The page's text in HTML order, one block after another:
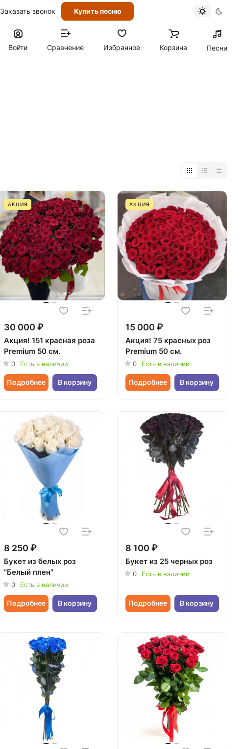
Заказать звонок Купить песню
Войти Сравнение Избранное Корзина Песни
АКЦИЯ
30 000 ₽
Акция! 151 красная роза
Premium 50 см.
0 Есть в наличии
Подробнее В корзину
АКЦИЯ
15 000 ₽
Акция! 75 красных роз
Premium 50 см.
0 Есть в наличии
Подробнее В корзину
8 250 ₽
Букет из белых роз
"Белый плен"
0 Есть в наличии
Подробнее В корзину
8 100 ₽
Букет из 25 черных роз
0 Есть в наличии
Подробнее В корзину